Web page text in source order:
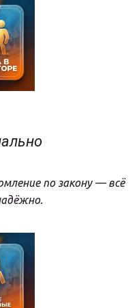
по закону — всё